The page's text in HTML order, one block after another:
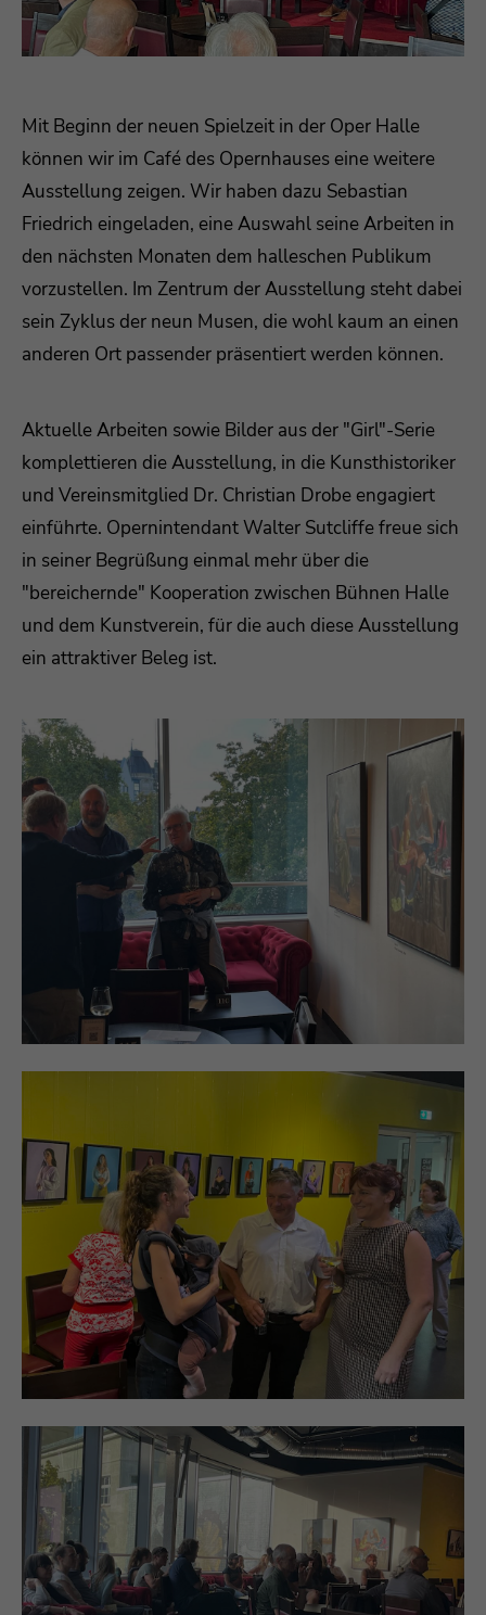
Mit Beginn der neuen Spielzeit in der Oper Halle
können wir im Café des Opernhauses eine weitere
Ausstellung zeigen. Wir haben dazu Sebastian
Friedrich eingeladen, eine Auswahl seine Arbeiten in
den nächsten Monaten dem halleschen Publikum
vorzustellen. Im Zentrum der Ausstellung steht dabei
sein Zyklus der neun Musen, die wohl kaum an einen
anderen Ort passender präsentiert werden können.
Aktuelle Arbeiten sowie Bilder aus der "Girl"-Serie
komplettieren die Ausstellung, in die Kunsthistoriker
und Vereinsmitglied Dr. Christian Drobe engagiert
einführte. Opernintendant Walter Sutcliffe freue sich
in seiner Begrüßung einmal mehr über die
"bereichernde" Kooperation zwischen Bühnen Halle
und dem Kunstverein, für die auch diese Ausstellung
ein attraktiver Beleg ist.